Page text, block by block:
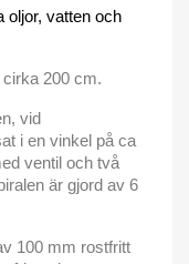
oljor, vatten och
200 cm.
vid
i en vinkel på ca
ventil och två
är gjord av 6
100 mm rostfritt